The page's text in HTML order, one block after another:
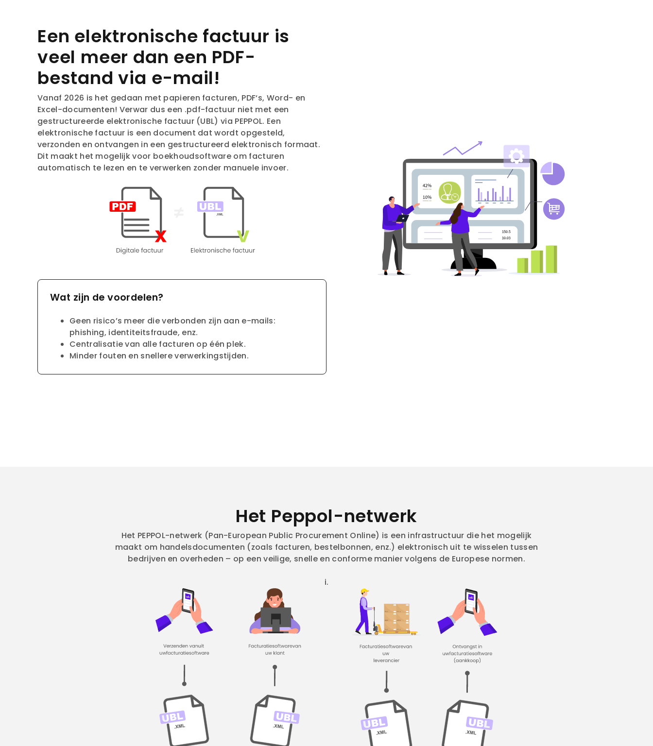
Een elektronische factuur is
veel meer dan een PDF-
bestand via e-mail!
Vanaf 2026 is het gedaan met papieren facturen, PDF‘s, Word- en
Excel-documenten! Verwar dus een .pdf-factuur niet met een
gestructureerde elektronische factuur (UBL) via PEPPOL. Een
elektronische factuur is een document dat wordt opgesteld,
verzonden en ontvangen in een gestructureerd elektronisch formaat.
Dit maakt het mogelijk voor boekhoudsoftware om facturen
automatisch te lezen en te verwerken zonder manuele invoer.
Wat zijn de voordelen?
Geen risico’s meer die verbonden zijn aan e-mails:
phishing, identiteitsfraude, enz.
Centralisatie van alle facturen op één plek.
Minder fouten en snellere verwerkingstijden.
Het Peppol-netwerk
Het PEPPOL-netwerk (Pan-European Public Procurement Online) is een infrastructuur die het mogelijk
maakt om handelsdocumenten (zoals facturen, bestelbonnen, enz.) elektronisch uit te wisselen tussen
bedrijven en overheden – op een veilige, snelle en conforme manier volgens de Europese normen.
i.